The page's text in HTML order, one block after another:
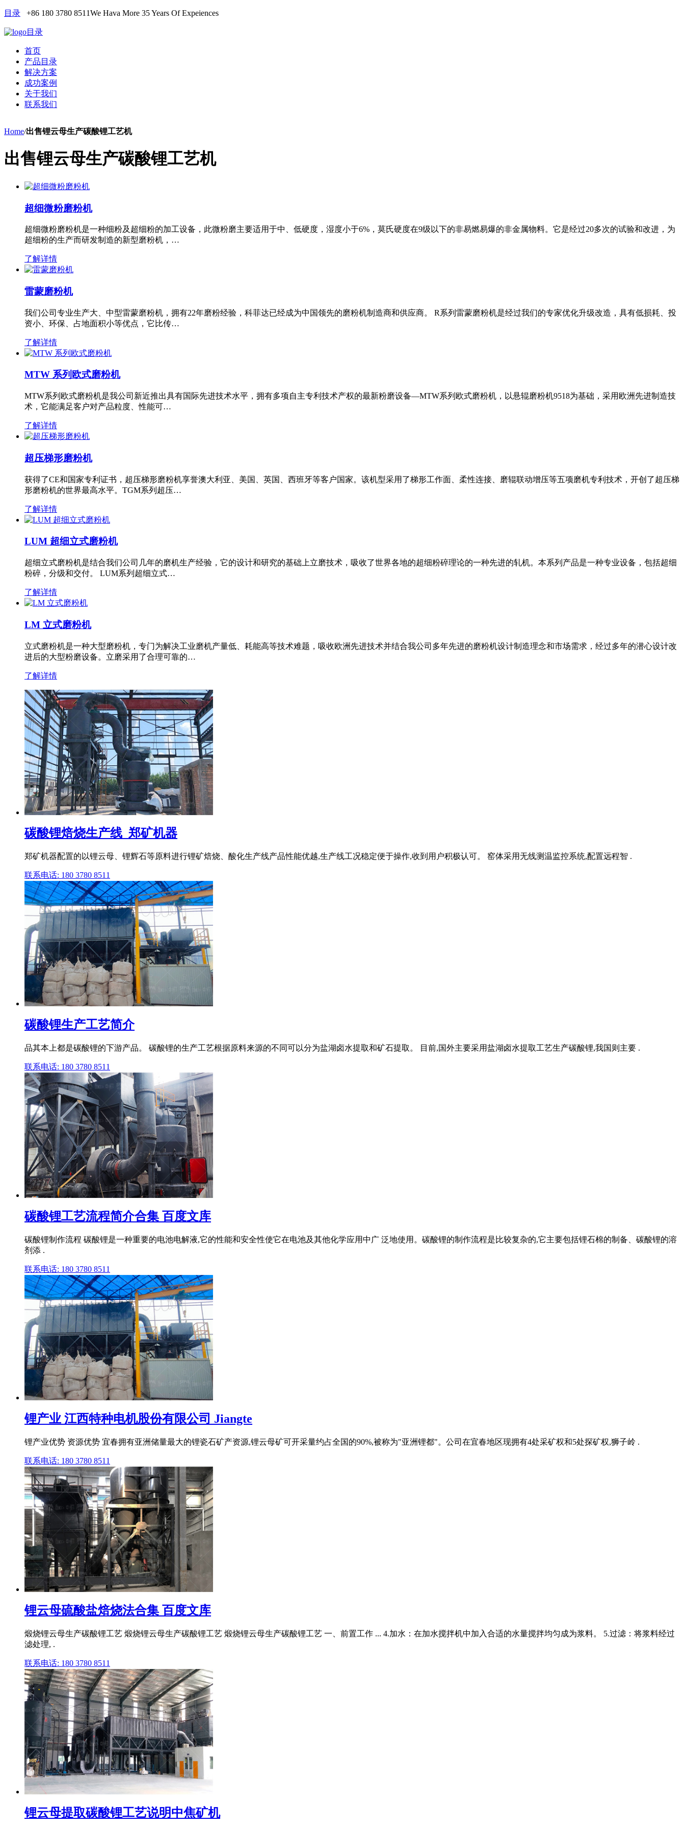
目录 +86 180 3780 8511We Hava More 35 Years Of Expeiences
目录
首页
产品目录
解决方案
成功案例
关于我们
联系我们
Home/出售锂云母生产碳酸锂工艺机
出售锂云母生产碳酸锂工艺机
超细微粉磨粉机
超细微粉磨粉机是一种细粉及超细粉的加工设备，此微粉磨主要适用于中、低硬度，湿度小于6%，莫氏硬度在9级以下的非易燃易爆的非金属物料。它是经过20多次的试验和改进，为
超细粉的生产而研发制造的新型磨粉机，…
了解详情
雷蒙磨粉机
我们公司专业生产大、中型雷蒙磨粉机，拥有22年磨粉经验，科菲达已经成为中国领先的磨粉机制造商和供应商。 R系列雷蒙磨粉机是经过我们的专家优化升级改造，具有低损耗、投
资小、环保、占地面积小等优点，它比传…
了解详情
MTW 系列欧式磨粉机
MTW系列欧式磨粉机是我公司新近推出具有国际先进技术水平，拥有多项自主专利技术产权的最新粉磨设备—MTW系列欧式磨粉机，以悬辊磨粉机9518为基础，采用欧洲先进制造技
术，它能满足客户对产品粒度、性能可…
了解详情
超压梯形磨粉机
获得了CE和国家专利证书，超压梯形磨粉机享誉澳大利亚、美国、英国、西班牙等客户国家。该机型采用了梯形工作面、柔性连接、磨辊联动增压等五项磨机专利技术，开创了超压梯
形磨粉机的世界最高水平。TGM系列超压…
了解详情
LUM 超细立式磨粉机
超细立式磨粉机是结合我们公司几年的磨机生产经验，它的设计和研究的基础上立磨技术，吸收了世界各地的超细粉碎理论的一种先进的轧机。本系列产品是一种专业设备，包括超细
粉碎，分级和交付。 LUM系列超细立式…
了解详情
LM 立式磨粉机
立式磨粉机是一种大型磨粉机，专门为解决工业磨机产量低、耗能高等技术难题，吸收欧洲先进技术并结合我公司多年先进的磨粉机设计制造理念和市场需求，经过多年的潜心设计改
进后的大型粉磨设备。立磨采用了合理可靠的…
了解详情
碳酸锂焙烧生产线_郑矿机器
郑矿机器配置的以锂云母、锂辉石等原料进行锂矿焙烧、酸化生产线产品性能优越,生产线工况稳定便于操作,收到用户积极认可。 窑体采用无线测温监控系统,配置远程智 .
联系电话: 180 3780 8511
碳酸锂生产工艺简介
品其本上都是碳酸锂的下游产品。 碳酸锂的生产工艺根据原料来源的不同可以分为盐湖卤水提取和矿石提取。 目前,国外主要采用盐湖卤水提取工艺生产碳酸锂,我国则主要 .
联系电话: 180 3780 8511
碳酸锂工艺流程简介合集 百度文库
碳酸锂制作流程 碳酸锂是一种重要的电池电解液,它的性能和安全性使它在电池及其他化学应用中广 泛地使用。碳酸锂的制作流程是比较复杂的,它主要包括锂石棉的制备、碳酸锂的溶
剂添 .
联系电话: 180 3780 8511
锂产业 江西特种电机股份有限公司 Jiangte
锂产业优势 资源优势 宜春拥有亚洲储量最大的锂瓷石矿产资源,锂云母矿可开采量约占全国的90%,被称为"亚洲锂都"。公司在宜春地区现拥有4处采矿权和5处探矿权,狮子岭 .
联系电话: 180 3780 8511
锂云母硫酸盐焙烧法合集 百度文库
煅烧锂云母生产碳酸锂工艺 煅烧锂云母生产碳酸锂工艺 煅烧锂云母生产碳酸锂工艺 一、前置工作 ... 4.加水：在加水搅拌机中加入合适的水量搅拌均匀成为浆料。 5.过滤：将浆料经过
滤处理, .
联系电话: 180 3780 8511
锂云母提取碳酸锂工艺说明中焦矿机